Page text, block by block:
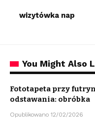
wizytówka nap
You Might Also
Fototapeta przy
odstawania: obróbka
Opublikowano 12/02/2026